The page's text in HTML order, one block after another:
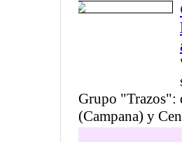
Grupo "Trazos":
(Campana) y